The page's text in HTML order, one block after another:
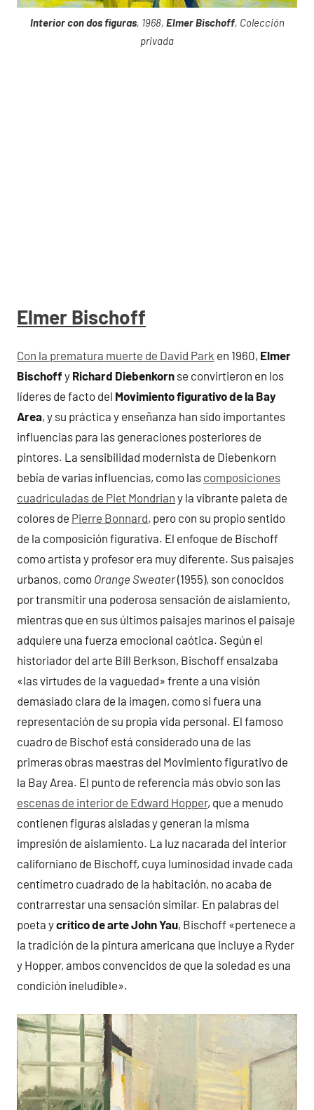
Interior con dos figuras, 1968, Elmer Bischoff, Colección
privada
Elmer Bischoff
Con la prematura muerte de David Park en 1960, Elmer
Bischoff y Richard Diebenkorn se convirtieron en los
líderes de facto del Movimiento figurativo de la Bay
Area, y su práctica y enseñanza han sido importantes
influencias para las generaciones posteriores de
pintores. La sensibilidad modernista de Diebenkorn
bebía de varias influencias, como las composiciones
cuadriculadas de Piet Mondrian y la vibrante paleta de
colores de Pierre Bonnard, pero con su propio sentido
de la composición figurativa. El enfoque de Bischoff
como artista y profesor era muy diferente. Sus paisajes
urbanos, como Orange Sweater(1955), son conocidos
por transmitir una poderosa sensación de aislamiento,
mientras que en sus últimos paisajes marinos el paisaje
adquiere una fuerza emocional caótica. Según el
historiador del arte Bill Berkson, Bischoff ensalzaba
«las virtudes de la vaguedad» frente a una visión
demasiado clara de la imagen, como si fuera una
representación de su propia vida personal. El famoso
cuadro de Bischof está considerado una de las
primeras obras maestras del Movimiento figurativo de
la Bay Area. El punto de referencia más obvio son las
escenas de interior de Edward Hopper, que a menudo
contienen figuras aisladas y generan la misma
impresión de aislamiento. La luz nacarada del interior
californiano de Bischoff, cuya luminosidad invade cada
centímetro cuadrado de la habitación, no acaba de
contrarrestar una sensación similar. En palabras del
poeta ycrítico de arte John Yau, Bischoff «pertenece a
la tradición de la pintura americana que incluye a Ryder
y Hopper, ambos convencidos de que la soledad es una
condición ineludible».